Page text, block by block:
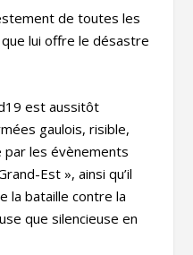
de toutes les
lui offre le désastre
est aussitôt
gaulois, risible,
par les évènements
Est », ainsi qu’il
la bataille contre la
que silencieuse en